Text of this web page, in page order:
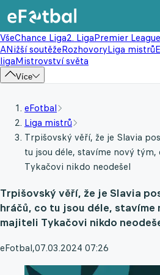
VšeChance Liga2. LigaPremier League
ANižší soutěžeRozhovoryLiga mistrů
ligaMistrovství světa
Více
eFotbal
Liga mistrů
Trpišovský věří, že je Slavia
tu jsou déle, stavíme nový
Tykačovi nikdo neodešel
Trpišovský věří, že je Slavia
hráčů, co tu jsou déle, stavíme
majiteli Tykačovi nikdo
eFotbal,07.03.2024 07:26